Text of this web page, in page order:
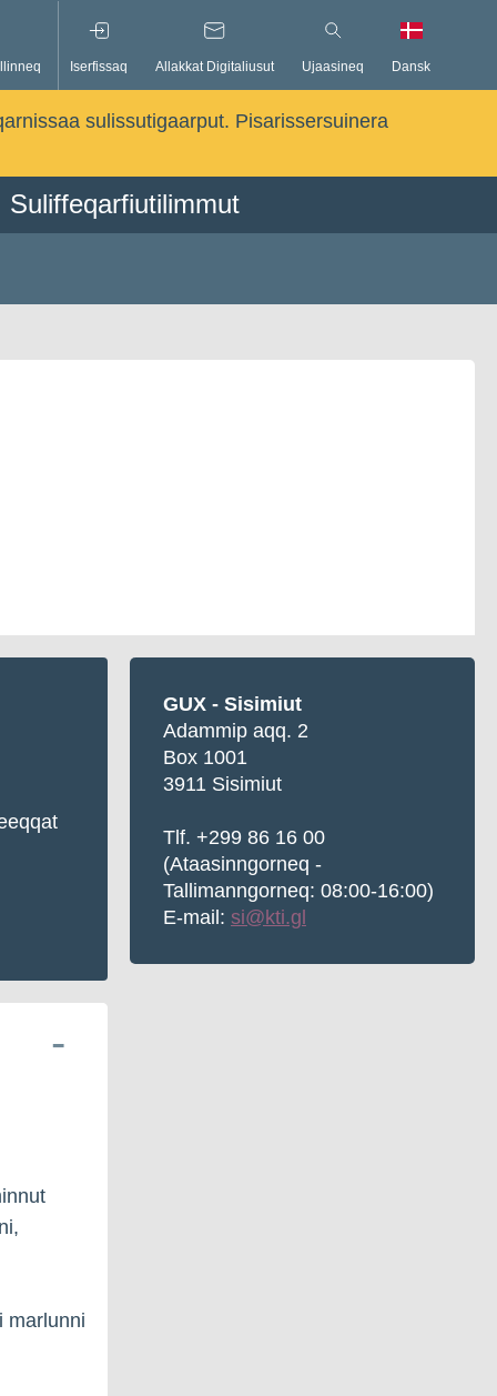
Iserfissaq Allakkat Digitaliusut Ujaasineq Dansk
sulissutigaarput. Pisarissersuinera
Suliffeqarfiutilimmut
marlunni
GUX - Sisimiut
Adammip aqq. 2
Box 1001
3911 Sisimiut
Tlf. +299 86 16 00
(Ataasinngorneq -
Tallimanngorneq: 08:00-16:00)
E-mail: si@kti.gl